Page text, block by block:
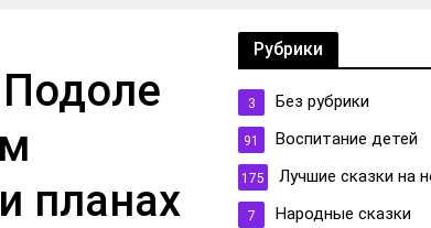
планах
Рубрики
Без рубрики
3
Воспитание детей
91
Лучшие сказки на
175
Народные сказки
7